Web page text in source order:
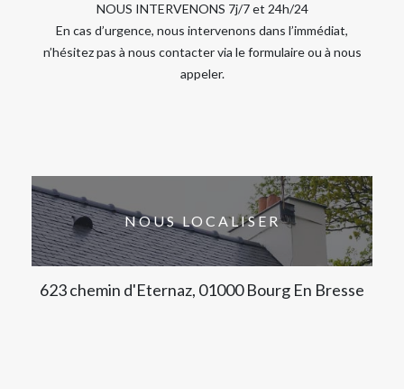
NOUS INTERVENONS 7j/7 et 24h/24
En cas d’urgence, nous intervenons dans l’immédiat,
n’hésitez pas à nous contacter via le formulaire ou à nous
appeler.
NOUS LOCALISER
623 chemin d'Eternaz, 01000 Bourg En Bresse